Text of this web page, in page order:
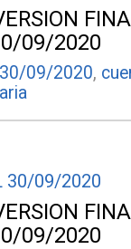
09/2020
30/09/2020,
30/09/2020
09/2020